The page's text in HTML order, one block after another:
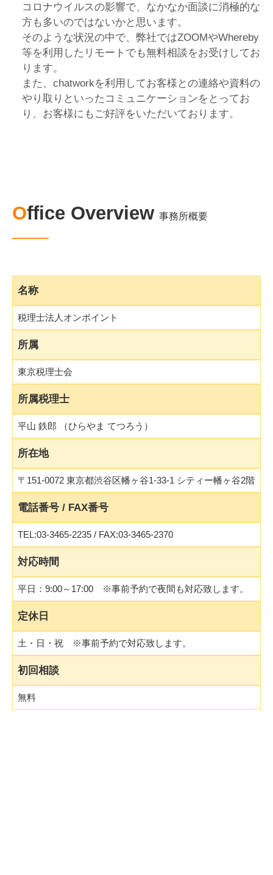
コロナウイルスの影響で、なかなか面談に消極的な
方も多いのではないかと思います。
そのような状況の中で、弊社ではZOOMやWhereby
等を利用したリモートでも無料相談をお受けしてお
ります。
また、chatworkを利用してお客様との連絡や資料の
やり取りといったコミュニケーションをとってお
り、お客様にもご好評をいただいております。
Office Overview 事務所概要
名称
税理士法人オンポイント
所属
東京税理士会
所属税理士
平山 鉄郎 （ひらやま てつろう）
所在地
〒151-0072 東京都渋谷区幡ヶ谷1-33-1 シティー幡ヶ谷2階
電話番号 / FAX番号
TEL:03-3465-2235 / FAX:03-3465-2370
対応時間
平日：9:00～17:00 ※事前予約で夜間も対応致します。
定休日
土・日・祝 ※事前予約で対応致します。
初回相談
無料